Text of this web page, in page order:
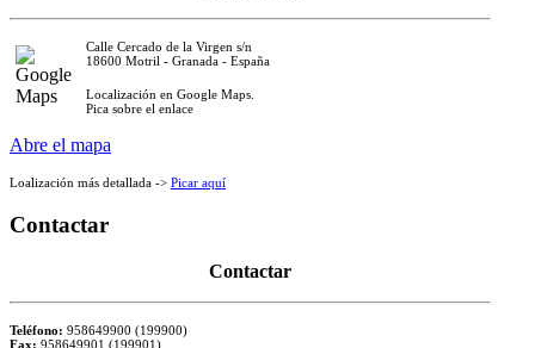
Calle Cercado de la Virgen s/n
18600 Motril - Granada - España
Localización en Google Maps.
Pica sobre el enlace
Abre el mapa
Loalización más detallada -> Picar aquí
Contactar
Contactar
Teléfono: 958649900 (199900)
Fax: 958649901 (199901)